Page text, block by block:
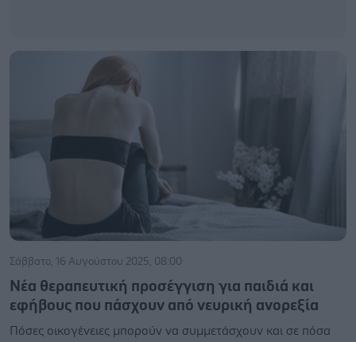
Σάββατο, 16 Αυγούστου 2025, 08:00
Νέα θεραπευτική προσέγγιση για παιδιά και
εφήβους που πάσχουν από νευρική ανορεξία
Πόσες οικογένειες μπορούν να συμμετάσχουν και σε πόσα